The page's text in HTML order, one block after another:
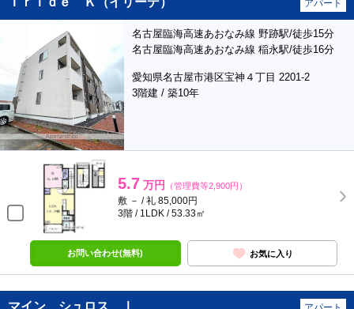
アパート
名古屋臨海高速あおなみ線 野跡駅/徒歩15分
名古屋臨海高速あおなみ線 稲永駅/徒歩16分
愛知県名古屋市港区宝神４丁目 2201-2
3階建 / 築10年
5.7 万円 （管理費等2,900円）
敷 － / 礼 85,000円
3階 / 1LDK / 53.33㎡
お問い合わせ(無料) お気に入り
マイン シュロス Ⅰ